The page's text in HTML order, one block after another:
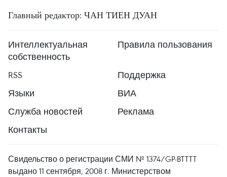
Главный редактор: ЧАН ТИЕН ДУАН
Интеллектуальная
собственность
Правила пользования
RSS
Поддержка
Языки
ВИА
Служба новостей
Реклама
Контакты
Свидельство о регистрации СМИ № 1374/GP-BTTTT
выдано 11 сентября, 2008 г. Министерством